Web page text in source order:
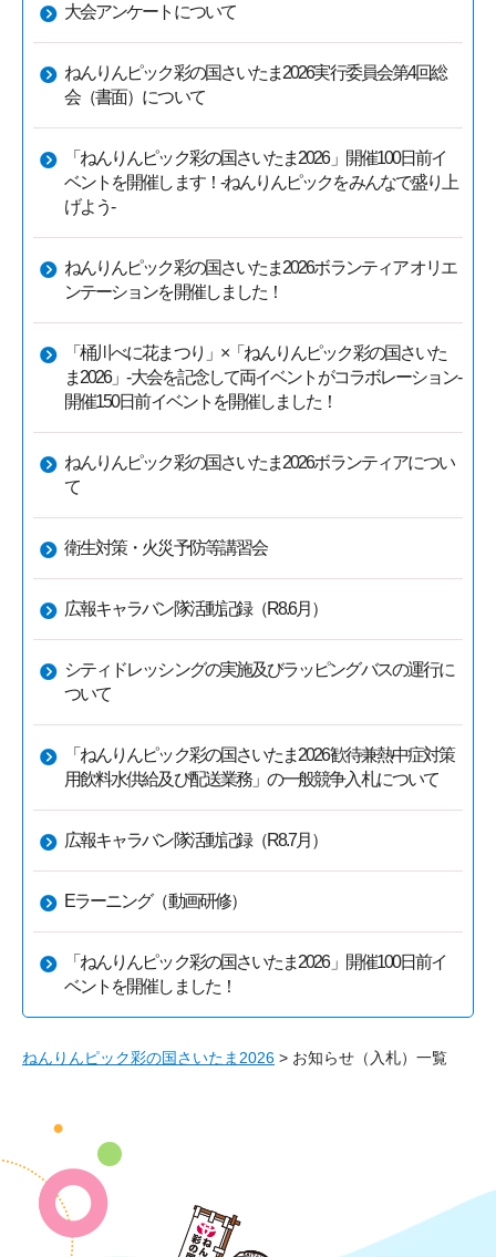
大会アンケートについて
ねんりんピック彩の国さいたま2026実行委員会第4回総
会（書面）について
「ねんりんピック彩の国さいたま2026」開催100日前イ
ベントを開催します！-ねんりんピックをみんなで盛り上
げよう-
ねんりんピック彩の国さいたま2026ボランティア オリエ
ンテーションを開催しました！
「桶川べに花まつり」×「ねんりんピック彩の国さいた
ま2026」-大会を記念して両イベントがコラボレーション-
開催150日前イベントを開催しました！
ねんりんピック彩の国さいたま2026ボランティアについ
て
衛生対策・火災予防等講習会
広報キャラバン隊活動記録（R8.6月）
シティドレッシングの実施及びラッピングバスの運行に
ついて
「ねんりんピック彩の国さいたま2026歓待兼熱中症対策
用飲料水供給及び配送業務」の一般競争入札について
広報キャラバン隊活動記録（R8.7月）
Eラーニング（動画研修）
「ねんりんピック彩の国さいたま2026」開催100日前イ
ベントを開催しました！
ねんりんピック彩の国さいたま2026 > お知らせ（入札）一覧